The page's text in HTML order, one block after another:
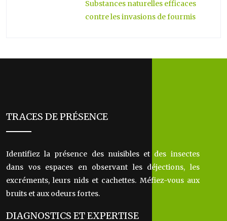
Substances naturelles efficaces
contre les invasions de fourmis
TRACES DE PRÉSENCE
Identifiez la présence des nuisibles et des insectes
dans vos espaces en observant les déjections, les
excréments, leurs nids et cachettes. Méfiez-vous aux
bruits et aux odeurs fortes.
DIAGNOSTICS ET EXPERTISE